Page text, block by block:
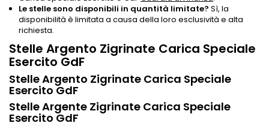
Le stelle sono disponibili in quantità limitate? Sì, la
disponibilità è limitata a causa della loro esclusività e alta
richiesta.
Stelle Argento Zigrinate Carica Speciale
Esercito GdF
Stelle Argento Zigrinate Carica Speciale
Esercito GdF
Stelle Argente Zigrinate Carica Speciale
Esercito GdF